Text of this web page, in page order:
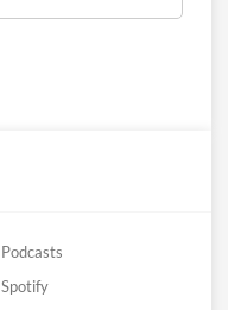
Podcasts
Spotify